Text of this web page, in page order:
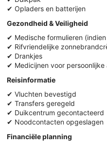
✔ Opladers en batterijen
Gezondheid & Veiligheid
✔ Medische formulieren
✔ Rifvriendelijke
✔ Drankjes
✔ Medicijnen voor
Reisinformatie
✔ Vluchten bevestigd
✔ Transfers geregeld
✔ Duikcentrum gecontacteerd
✔ Noodcontacten opgeslagen
Financiële planning